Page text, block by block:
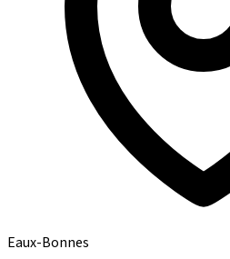
Eaux-Bonnes